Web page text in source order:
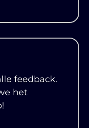
feedback.
het